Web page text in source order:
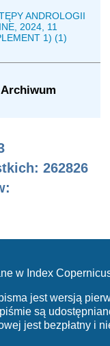
ANDROLOGII
2024, 11
1) (1)
262826
w Index
jest wersją
są
jest bezpłatny i